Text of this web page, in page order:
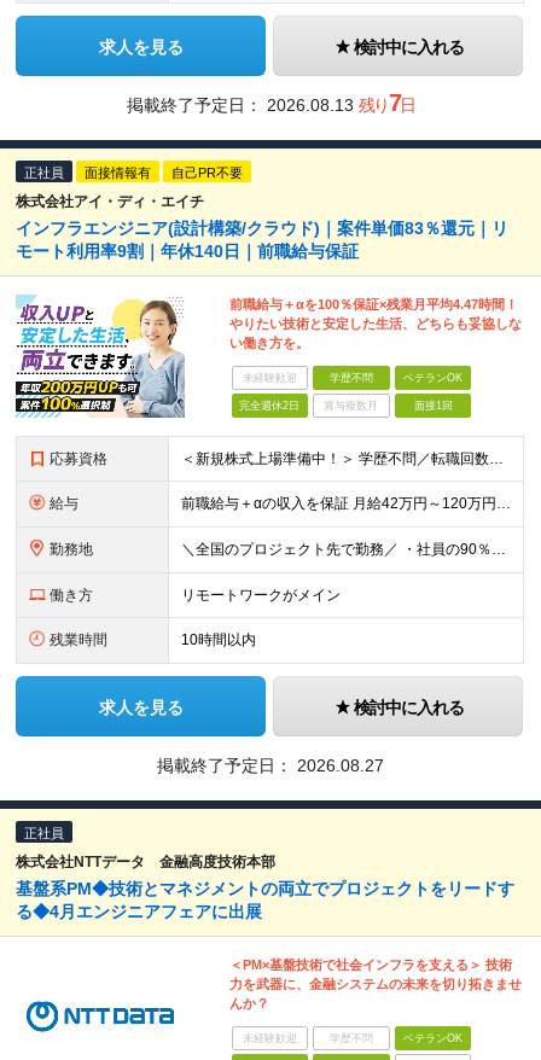
求人を見る 検討中に入れる
掲載終了予定日： 2026.08.13 残り7日
正社員 面接情報有 自己PR不要
株式会社アイ・ディ・エイチ
インフラエンジニア(設計構築/クラウド)｜案件単価83％還元｜リ
モート利用率9割｜年休140日｜前職給与保証
前職給与＋αを100％保証×残業月平均4.47時間！
やりたい技術と安定した生活、どちらも妥協しな
い働き方を。
未経験歓迎 学歴不問 ベテランOK
完全週休2日 賞与複数月 面接1回
応募資格 ＜新規株式上場準備中！＞ 学歴不問／転職回数不問／第二新卒歓迎／20代～50代と幅広く活躍 ▼必須要件 ・何らかのシステム開発経験をお持ちの方（開発・インフラ不問） ▼歓迎条件 ・AWS/Azur
給与 前職給与＋αの収入を保証 月給42万円～120万円＋各種手当＋賞与 給与基準が明確かつ高還元です。 一人ひとりの生活が安定して活躍いただける環境を目指しています。 ※平均年収650万円 ・還元率8
勤務地 ＼全国のプロジェクト先で勤務／ ・社員の90％以上がリモートワークを導入 ・フルリモートで全国各地から勤務可 ‐勤務地は100%希望を反映 【本社】 埼玉県草加市谷塚町580-1 エスワンプラザ3F
働き方 リモートワークがメイン
残業時間 10時間以内
求人を見る 検討中に入れる
掲載終了予定日： 2026.08.27
正社員
株式会社NTTデータ 金融高度技術本部
基盤系PM◆技術とマネジメントの両立でプロジェクトをリードす
る◆4月エンジニアフェアに出展
＜PM×基盤技術で社会インフラを支える＞ 技術
力を武器に、金融システムの未来を切り拓きませ
んか？
未経験歓迎 学歴不問 ベテランOK